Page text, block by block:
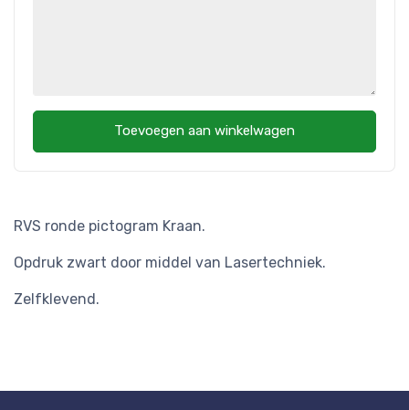
RVS ronde pictogram Kraan.
Opdruk zwart door middel van Lasertechniek.
Zelfklevend.
Toevoegen aan winkelwagen